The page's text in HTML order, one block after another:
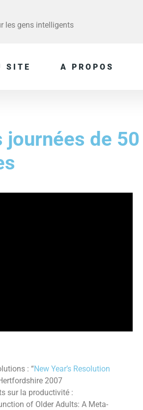
les gens intelligents
SITE A PROPOS
de 50
: “New Year’s Resolution
2007
sur la productivité :
of Older Adults: A Meta-